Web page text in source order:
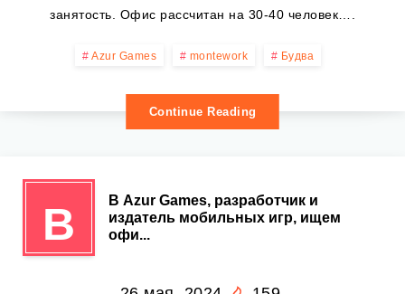
занятость. Офис рассчитан на 30-40 человек….
Azur Games montework Будва
Continue Reading
В
В Azur Games, разработчик и
издатель мобильных игр, ищем
офи...